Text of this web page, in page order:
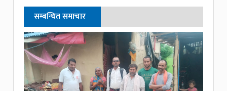
सम्बन्धित समाचार